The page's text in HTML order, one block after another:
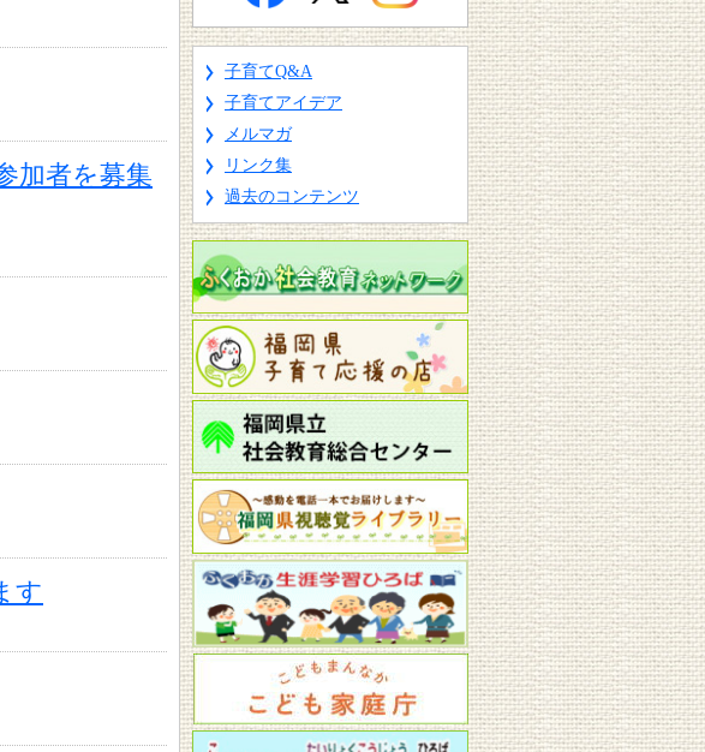
加者を募集
す
子育てQ&A
子育てアイデア
メルマガ
リンク集
過去のコンテンツ